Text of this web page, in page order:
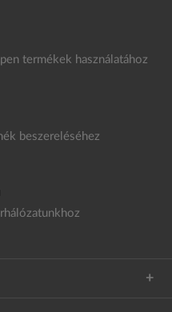
termékek használatához
beszereléséhez